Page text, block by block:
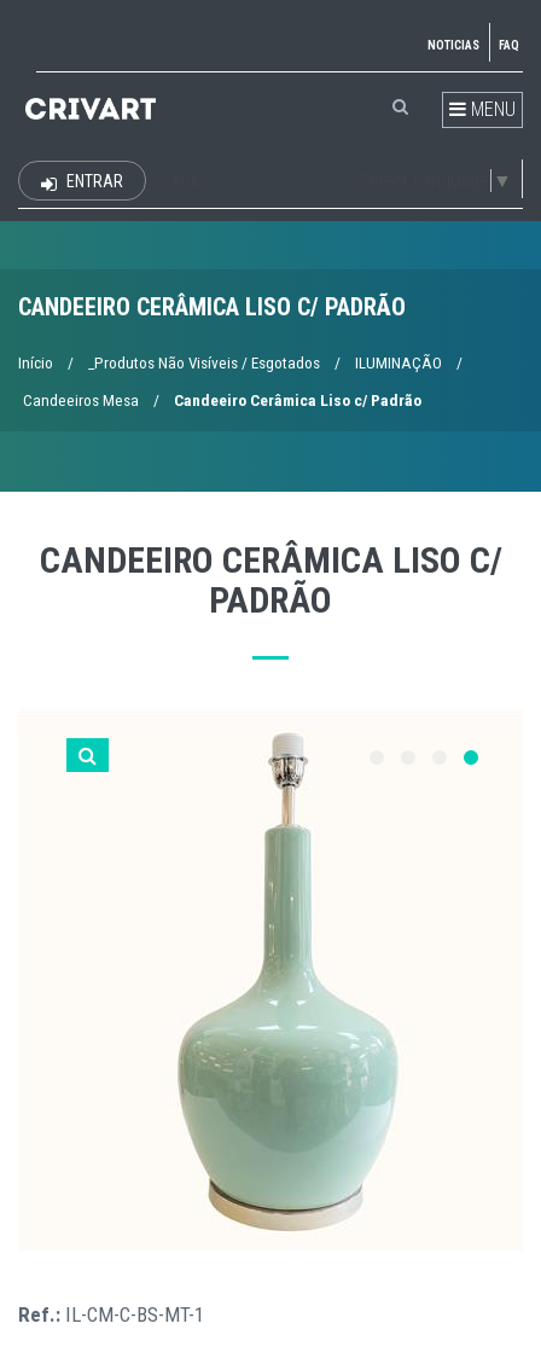
NOTICIAS FAQ
MENU
▼
ENTRAR
CANDEEIRO CERÂMICA LISO C/ PADRÃO
Início / _Produtos Não Visíveis / Esgotados / ILUMINAÇÃO /
Candeeiros Mesa / Candeeiro Cerâmica Liso c/ Padrão
CANDEEIRO CERÂMICA LISO C/
PADRÃO
Ref.: IL-CM-C-BS-MT-1